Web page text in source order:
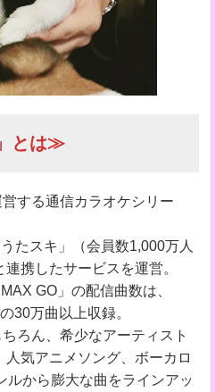
とは≫
する通信カラオケシリー
たスキ」（会員数1,000万人
携したサービスを運営。
GO」の配信曲数は、
30万曲以上収録。
ろん、希少なアーティスト
気アニメソング、ボーカロ
ルから膨大な曲をラインアッ